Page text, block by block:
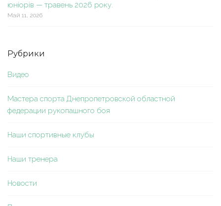
юніорів — травень 2026 року.
Май 11, 2026
Рубрики
Видео
Мастера спорта Днепропетровской областной
федерации рукопашного боя
Наши спортивные клубы
Наши тренера
Новости